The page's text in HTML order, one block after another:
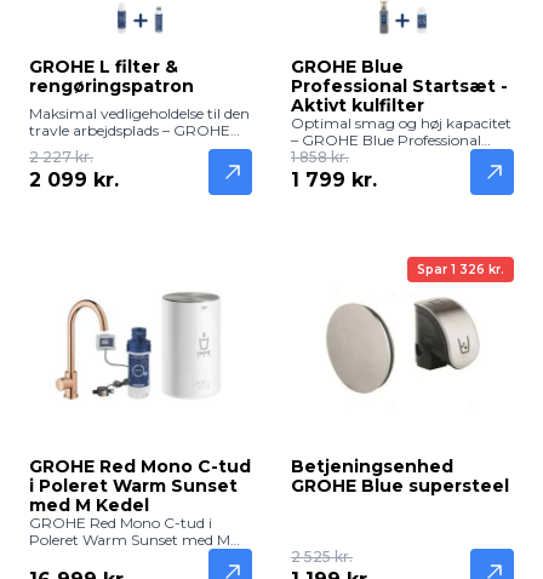
GROHE L filter &
rengøringspatron
Maksimal vedligeholdelse til den
travle arbejdsplads – GROHE
Blue L-filter & Rengøringssæt.
Dette komplette sæt er den
ideelle løsning til at holde dit
GROHE Blue Professional-
driftssikkerhed.
2 227 kr.
2 099 kr.
GROHE Blue
Professional Startsæt -
Aktivt kulfilter
Optimal smag og høj kapacitet
– GROHE Blue Professional
Startsæt med kulfilter. Dette
omfattende startsæt er
designet til professionelle miljøer
iskoldt, filtreret vand med eller
uden brus direkte fra
1 858 kr.
1 799 kr.
GROHE Red Mono C-tud
i Poleret Warm Sunset
med M Kedel
GROHE Red Mono C-tud i
Poleret Warm Sunset med M
Kedel leverer frisk, filtreret og
kogende vand direkte fra
Spar 1 326 kr.
Betjeningsenhed
GROHE Blue supersteel
2 525 kr.